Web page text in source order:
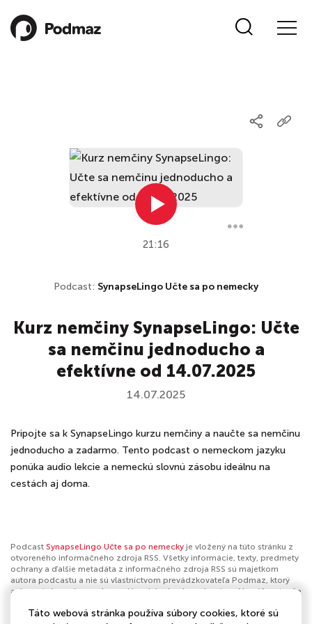
21:16
Podcast: SynapseLingo Učte sa po nemecky
Kurz nemčiny SynapseLingo: Učte
sa nemčinu jednoducho a
efektívne od 14.07.2025
14.07.2025
Pripojte sa k SynapseLingo kurzu nemčiny a naučte sa nemčinu
jednoducho a zadarmo. Tento podcast o nemeckom jazyku
ponúka audio lekcie a nemeckú slovnú zásobu ideálnu na
cestách aj doma.
Podcast SynapseLingo Učte sa po nemecky je vložený na túto stránku z
otvoreného informačného zdroja RSS. Všetky informácie, texty, predmety
ochrany a ďalšie metadáta z informačného zdroja RSS sú majetkom
autora podcastu a nie sú vlastníctvom prevádzkovateľa Podmaz, ktorý
ani nevytvára ani nezodpovedá za ich obsah podcastov. Ak máš za to, že
nahlásiť obsah. Ak je toto tvoj podcast a chceš získať kontrolu nad týmto
Táto webová stránka používa súbory cookies, ktoré sú